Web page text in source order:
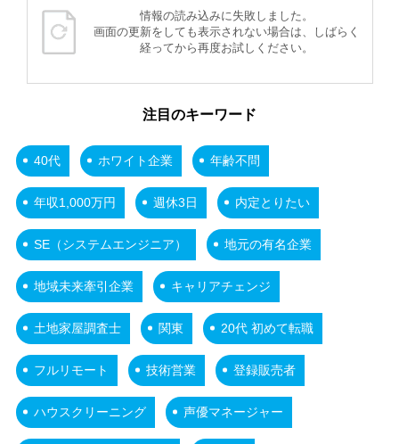
情報の読み込みに失敗しました。
画面の更新をしても表示されない場合は、しばらく
経ってから再度お試しください。
注目のキーワード
40代 ホワイト企業 年齢不問
年収1,000万円 週休3日 内定とりたい
SE（システムエンジニア） 地元の有名企業
地域未来牽引企業 キャリアチェンジ
土地家屋調査士 関東 20代 初めて転職
フルリモート 技術営業 登録販売者
ハウスクリーニング 声優マネージャー